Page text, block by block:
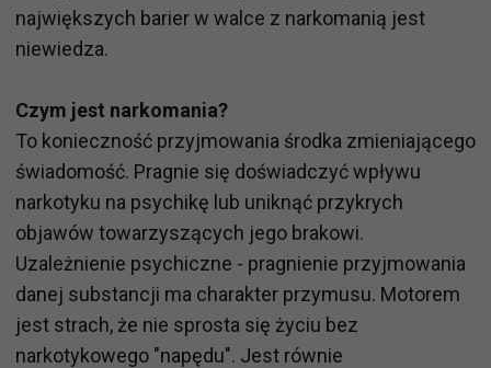
największych barier w walce z narkomanią jest
niewiedza.
Czym jest narkomania?
To konieczność przyjmowania środka zmieniającego
świadomość. Pragnie się doświadczyć wpływu
narkotyku na psychikę lub uniknąć przykrych
objawów towarzyszących jego brakowi.
Uzależnienie psychiczne - pragnienie przyjmowania
danej substancji ma charakter przymusu. Motorem
jest strach, że nie sprosta się życiu bez
narkotykowego "napędu". Jest równie